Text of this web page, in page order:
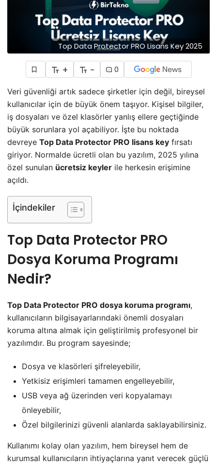
Top Data Protector PRO Lisans Key 2025
+ - 0
Veri güvenliği artık sadece şirketler için değil, bireysel
kullanıcılar için de büyük önem taşıyor. Kişisel bilgiler,
iş dosyaları ve özel klasörler yanlış ellere geçtiğinde
büyük sorunlara yol açabiliyor. İşte bu noktada
devreye Top Data Protector PRO lisans key fırsatı
giriyor. Normalde ücretli olan bu yazılım, 2025 yılına
özel sunulan ücretsiz keyler ile herkesin erişimine
açıldı.
İçindekiler
Top Data Protector PRO
Dosya Koruma Programı
Nedir?
Top Data Protector PRO dosya koruma programı,
kullanıcıların bilgisayarlarındaki önemli dosyaları
koruma altına almak için geliştirilmiş profesyonel bir
yazılımdır. Bu program sayesinde;
Dosya ve klasörleri şifreleyebilir,
Yetkisiz erişimleri tamamen engelleyebilir,
USB veya ağ üzerinden veri kopyalamayı
önleyebilir,
Özel bilgilerinizi güvenli alanlarda saklayabilirsiniz.
Kullanımı kolay olan yazılım, hem bireysel hem de
kurumsal kullanıcıların ihtiyaçlarına yanıt verecek güçlü